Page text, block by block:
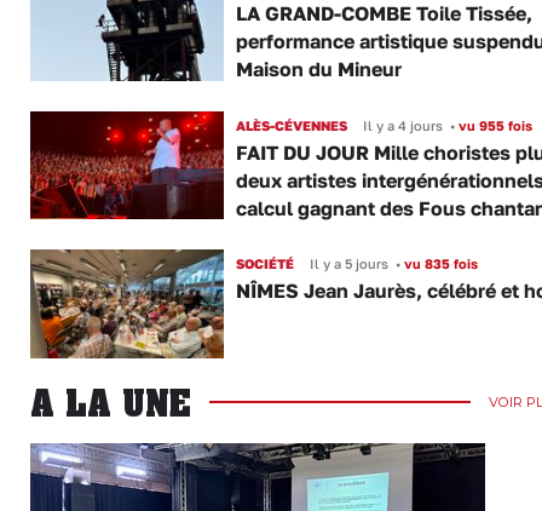
LA GRAND-COMBE Toile Tissée,
performance artistique
Maison du Mineur
ALÈS-CÉVENNES Il y a 4 jours •vu 955 fois
FAIT DU JOUR Mille choristes
deux artistes
calcul gagnant des Fous
SOCIÉTÉ Il y a 5 jours •vu 835 fois
NÎMES Jean Jaurès, célébré et
A LA UNE VOIR